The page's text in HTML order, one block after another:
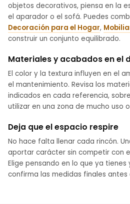
objetos decorativos, piensa en la
el aparador o el sofá. Puedes
Decoración para el Hogar,
construir un conjunto equilibrado.
Materiales y acabados en el
El color y la textura influyen en el
el mantenimiento. Revisa los
indicados en cada referencia,
utilizar en una zona de mucho uso
Deja que el espacio respire
No hace falta llenar cada rincón.
aportar carácter sin competir con
Elige pensando en lo que ya tienes
confirma las medidas finales